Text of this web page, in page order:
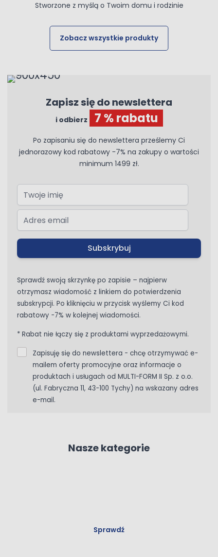
Stworzone z myślą o Twoim domu i rodzinie
Zobacz wszystkie produkty
Zapisz się do newslettera
i odbierz 7 % rabatu
Po zapisaniu się do newslettera prześlemy Ci
jednorazowy kod rabatowy -7% na zakupy o wartości
minimum 1499 zł.
Subskrybuj
Sprawdź swoją skrzynkę po zapisie – najpierw
otrzymasz wiadomość z linkiem do potwierdzenia
subskrypcji. Po kliknięciu w przycisk wyślemy Ci kod
rabatowy -7% w kolejnej wiadomości.
* Rabat nie łączy się z produktami wyprzedażowymi.
Zapisuję się do newslettera - chcę otrzymywać e-
mailem oferty promocyjne oraz informacje o
produktach i usługach od MULTI-FORM II Sp. z o.o.
(ul. Fabryczna 11, 43-100 Tychy) na wskazany adres
e-mail.
Nasze kategorie
Sprawdź